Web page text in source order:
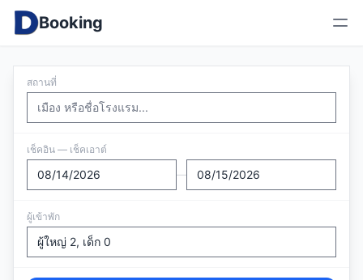
Booking
สถานที่
เช็คอิน — เช็คเอาต์
—
ผู้เข้าพัก